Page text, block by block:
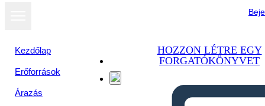
Kezdőlap
Erőforrások
Árazás
HOZZON LÉTRE EGY
FORGATÓKÖNYVET
Megtekintés
diavetítésként